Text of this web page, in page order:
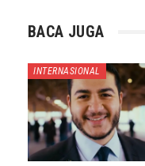
BACA JUGA
INTERNASIONAL